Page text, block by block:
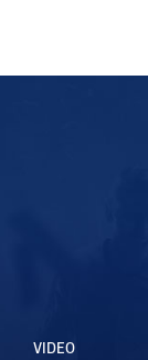
VIDEO